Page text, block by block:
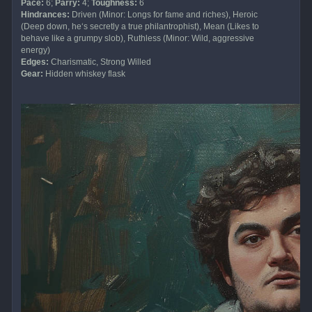
Pace: 6; Parry: 4; Toughness: 6
Hindrances: Driven (Minor: Longs for fame and riches), Heroic
(Deep down, he‘s secretly a true philantrophist), Mean (Likes to
behave like a grumpy slob), Ruthless (Minor: Wild, aggressive
energy)
Edges: Charismatic, Strong Willed
Gear: Hidden whiskey flask